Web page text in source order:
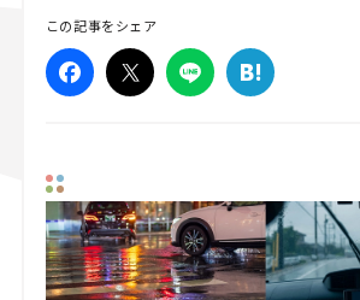
この記事をシェア
スズキ ジムニー｜Suzuki Jimny
マツダ｜Mazda
マツダ ロードスター｜